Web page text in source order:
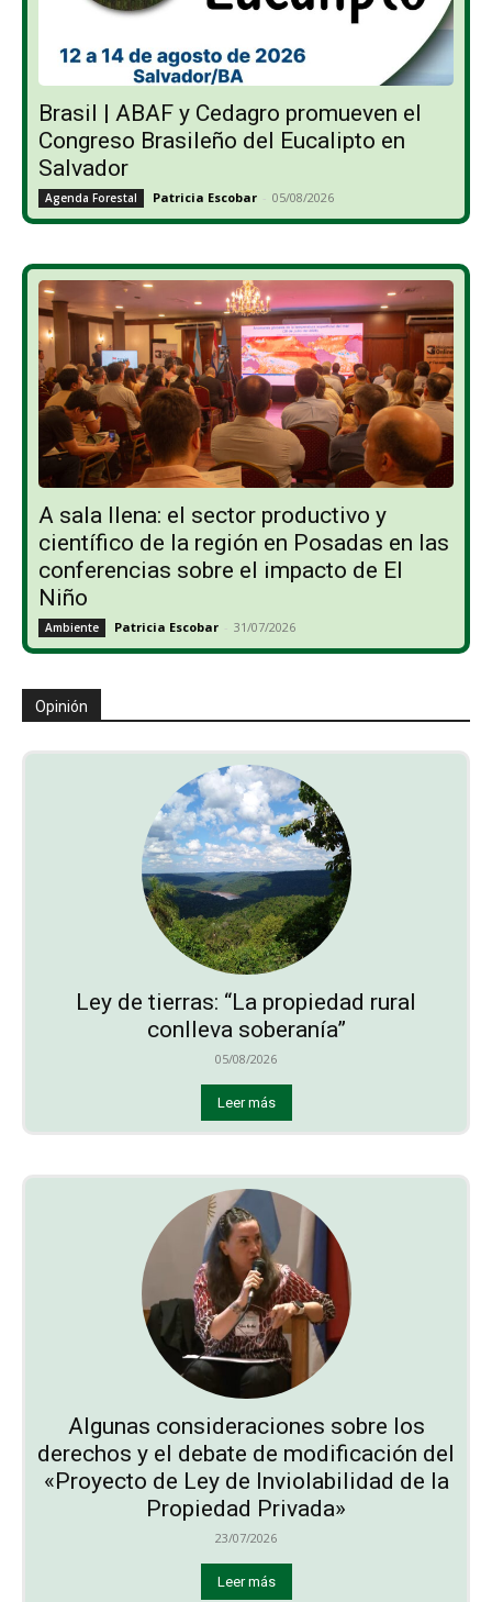
Brasil | ABAF y Cedagro promueven el
Congreso Brasileño del Eucalipto en
Salvador
Agenda Forestal Patricia Escobar - 05/08/2026
A sala llena: el sector productivo y
científico de la región en Posadas en las
conferencias sobre el impacto de El
Niño
Ambiente Patricia Escobar - 31/07/2026
Opinión
Ley de tierras: “La propiedad rural
conlleva soberanía”
05/08/2026
Leer más
Algunas consideraciones sobre los
derechos y el debate de modificación del
«Proyecto de Ley de Inviolabilidad de la
Propiedad Privada»
23/07/2026
Leer más